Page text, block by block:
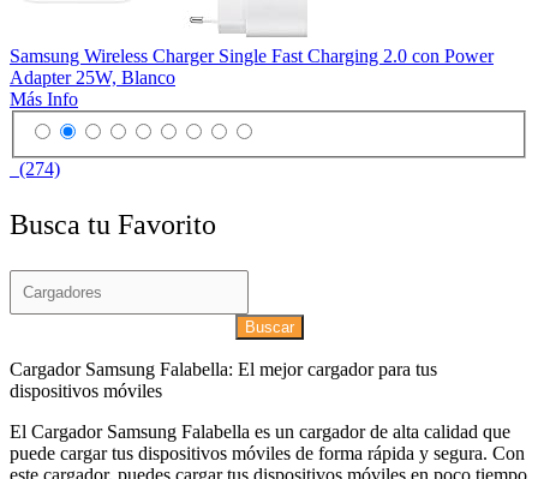
Samsung Wireless Charger Single Fast Charging 2.0 con Power
Adapter 25W, Blanco
Más Info
(274)
Busca tu Favorito
Buscar
Cargador Samsung Falabella: El mejor cargador para tus
dispositivos móviles
El Cargador Samsung Falabella es un cargador de alta calidad que
puede cargar tus dispositivos móviles de forma rápida y segura. Con
este cargador, puedes cargar tus dispositivos móviles en poco tiempo